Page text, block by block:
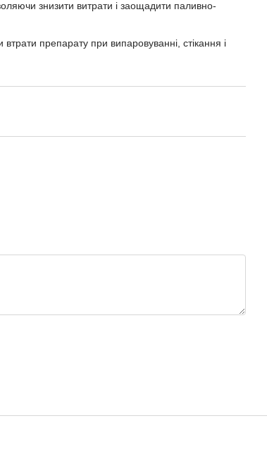
знизити витрати і заощадити паливно-
препарату при випаровуванні, стікання і